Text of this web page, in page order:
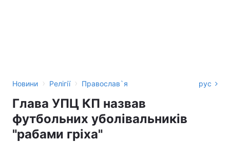
Новини › Релігії › Православ`я рус
Глава УПЦ КП назвав
футбольних уболівальників
"рабами гріха"